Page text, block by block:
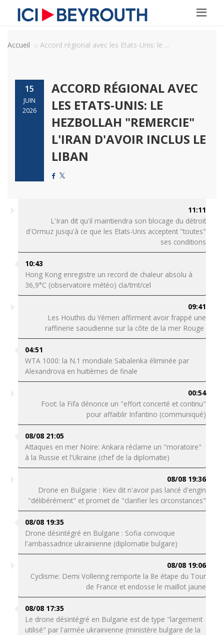
Accueil Accord régional avec les Etats-Unis: le ...
15
JUIN
2026
ACCORD RÉGIONAL AVEC
LES ETATS-UNIS: LE
HEZBOLLAH "REMERCIE"
L'IRAN D'AVOIR INCLUS LE
LIBAN
11:11
L'Iran dit qu'il maintiendra son blocage du détroit
d'Ormuz jusqu'à ce que les Etats-Unis acceptent "toutes"
ses conditions
10:43
Hong Kong enregistre un record de chaleur absolu à
36,9°C (observatoire météo) cla/tmt/cel
09:41
Les Houthis du Yémen affirment avoir frappé une
raffinerie saoudienne sur la côte de la mer Rouge
04:51
WTA 1000: la N.1 mondiale Sabalenka éliminée par
Alexandrova en huitièmes de finale
00:54
Foot: la Fifa dénonce un "effort concerté et continu"
pour affaiblir Infantino (communiqué)
08/08 21:05
Attaques en mer Noire: Ankara réclame un "moratoire"
à la Russie et l'Ukraine (chef de la diplomatie)
08/08 19:36
Drone en Bulgarie : Kiev dit n'avoir pas lancé d'engin
"délibérément" et promet de "clarifier les circonstances"
08/08 19:35
Drone désintégré en Bulgarie : Sofia convoque
l'ambassadrice ukrainienne (diplomatie bulgare)
08/08 19:06
Cyclisme: Demi Vollering remporte la 8e étape du Tour
de France et endosse le maillot jaune
08/08 17:35
Le drone désintégré en Bulgarie est de type "largement
utilisé" par l'armée ukrainienne (ministère bulgare de la